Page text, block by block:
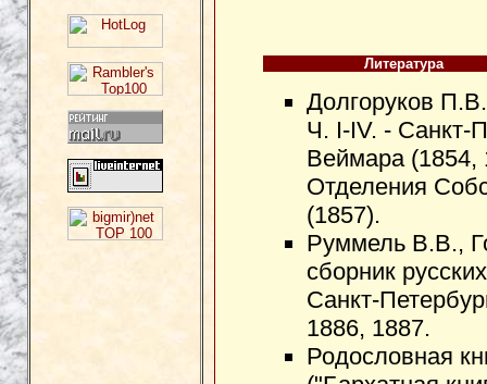
Литература
Долгоруков
Ч. I-IV. - Санкт-
Веймара (1854,
Отделения
(1857).
Руммель В.В.,
сборник
Санкт-
1886, 1887.
Родословная